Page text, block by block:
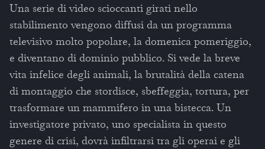
Una serie di video scioccanti girati nello
stabilimento vengono diffusi da un programma
televisivo molto popolare, la domenica pomeriggio,
e diventano di dominio pubblico. Si vede la breve
vita infelice degli animali, la brutalità della catena
di montaggio che stordisce, sbeffeggia, tortura, per
trasformare un mammifero in una bistecca. Un
investigatore privato, uno specialista in questo
genere di crisi, dovrà infiltrarsi tra gli operai e gli